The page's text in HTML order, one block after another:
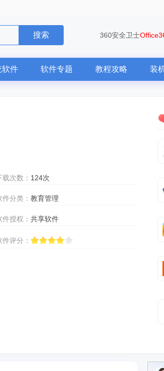
搜索 360安全卫士
软件 软件专题 教程攻略 装
载次数： 124次
件分类： 教育管理
件授权： 共享软件
件评分：